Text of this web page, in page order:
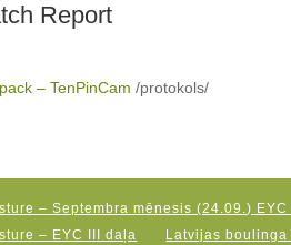
Report
– TenPinCam /protokols/
– Septembra mēnesis (24.09.) EYC
– EYC III daļa
Latvijas boulinga